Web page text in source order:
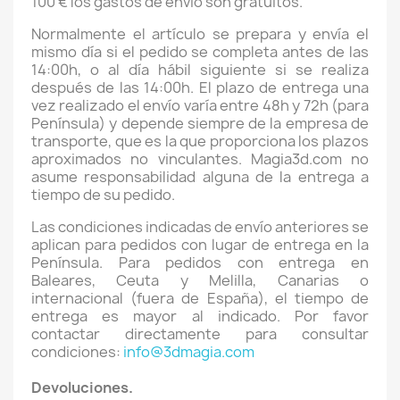
Normalmente el artículo se prepara y envía el
mismo día si el pedido se completa antes de las
14:00h, o al día hábil siguiente si se realiza
después de las 14:00h. El plazo de entrega una
vez realizado el envío varía entre 48h y 72h (para
Península) y depende siempre de la empresa de
transporte, que es la que proporciona los plazos
aproximados no vinculantes. Magia3d.com no
asume responsabilidad alguna de la entrega a
tiempo de su pedido.
Las condiciones indicadas de envío anteriores se
aplican para pedidos con lugar de entrega en la
Península. Para pedidos con entrega en
Baleares, Ceuta y Melilla, Canarias o
internacional (fuera de España), el tiempo de
entrega es mayor al indicado. Por favor
contactar directamente para consultar
condiciones: info@3dmagia.com
Devoluciones.